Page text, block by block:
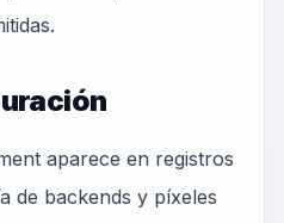
aparece en registros
de backends y píxeles